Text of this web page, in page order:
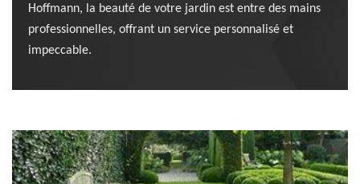
Hoffmann, la beauté de votre jardin est entre des mains
professionnelles, offrant un service personnalisé et
impeccable.